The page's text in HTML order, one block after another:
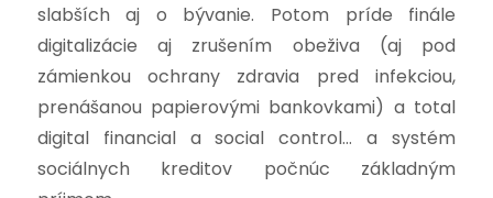
slabších aj o bývanie. Potom príde finále
digitalizácie aj zrušením obeživa (aj pod
zámienkou ochrany zdravia pred infekciou,
prenášanou papierovými bankovkami) a total
digital financial a social control… a systém
sociálnych kreditov počnúc základným